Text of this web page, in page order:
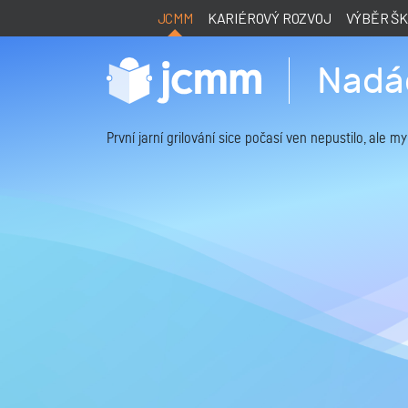
JCMM KARIÉROVÝ ROZVOJ VÝBĚR
První jarní grilování sice počasí ven nepustilo, ale